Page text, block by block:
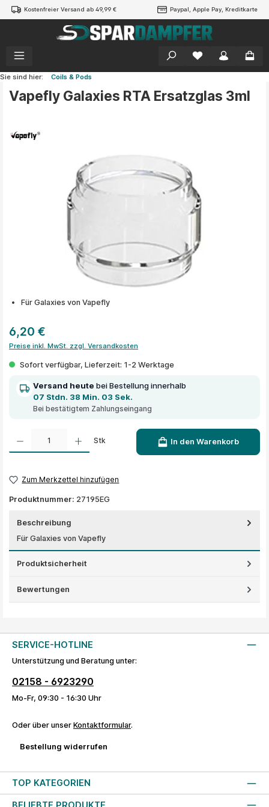
springen
Kostenfreier Versand ab 49,99 € Paypal, Apple Pay, Kreditkarte
Sie sind hier: Coils & Pods
Vapefly Galaxies RTA Ersatzglas 3ml
Bildergalerie überspringen
Für Galaxies von Vapefly
6,20 €
Preise inkl. MwSt. zzgl. Versandkosten
Sofort verfügbar, Lieferzeit: 1-2 Werktage
Versand heute bei Bestellung innerhalb
07 Stdn. 38 Min. 03 Sek.
Bei bestätigtem Zahlungseingang
Produkt Anzahl: Gib den gewünschten Wert ein oder benutze die Schaltflächen um die
Stk In den Warenkorb
Zum Merkzettel hinzufügen
Produktnummer: 27195EG
Beschreibung
Für Galaxies von Vapefly
Produktsicherheit
Bewertungen
SERVICE-HOTLINE
Unterstützung und Beratung unter:
02158 - 6923290
Mo-Fr, 09:30 - 16:30 Uhr
Oder über unser Kontaktformular.
Bestellung widerrufen
TOP KATEGORIEN
BELIEBTE PRODUKTE